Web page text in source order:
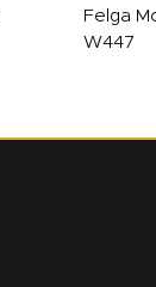
Felga
W447